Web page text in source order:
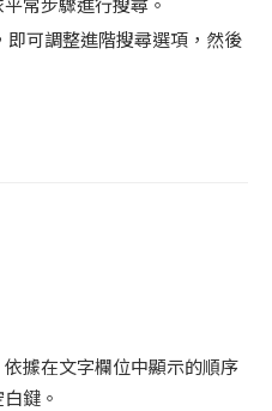
即可調整進階搜尋選項，然後
依據在文字欄位中顯示的順序
鍵。